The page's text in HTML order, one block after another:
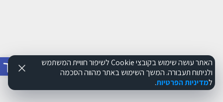
פתח
האתר עושה שימוש בקובצי Cookie לשיפור חוויית המשתמש
ולניתוח תעבורה. המשך השימוש באתר מהווה הסכמה
למדיניות הפרטיות.